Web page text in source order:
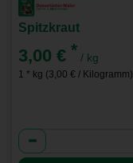
Spitzkraut
3,00 € * / kg
1 * kg (3,00 € / Kilogramm)
Anzahl